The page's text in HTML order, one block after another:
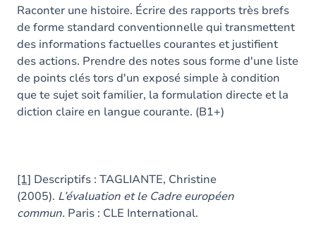
Raconter une histoire. Écrire des rapports très brefs
de forme standard conventionnelle qui transmettent
des informations factuelles courantes et justifient
des actions. Prendre des notes sous forme d'une liste
de points clés tors d'un exposé simple à condition
que te sujet soit familier, la formulation directe et la
diction claire en langue courante. (B1+)
[1] Descriptifs : TAGLIANTE, Christine
(2005). L’évaluation et le Cadre européen
commun. Paris : CLE International.